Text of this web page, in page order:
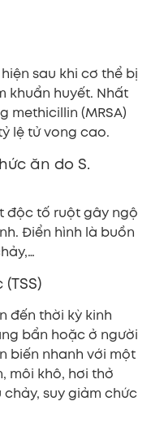
sau khi cơ thể bị
khuẩn huyết. Nhất
methicillin (MRSA)
lệ tử vong cao.
ăn do S.
độc tố ruột gây ngộ
Điển hình là buồn
đến thời kỳ kinh
bẩn hoặc ở người
biến nhanh với một
môi khô, hơi thở
suy giảm chức